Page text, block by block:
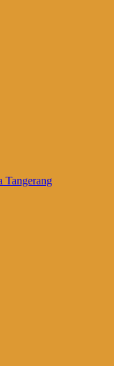
Tangerang